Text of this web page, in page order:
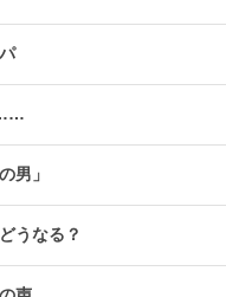
……
男」
うなる？